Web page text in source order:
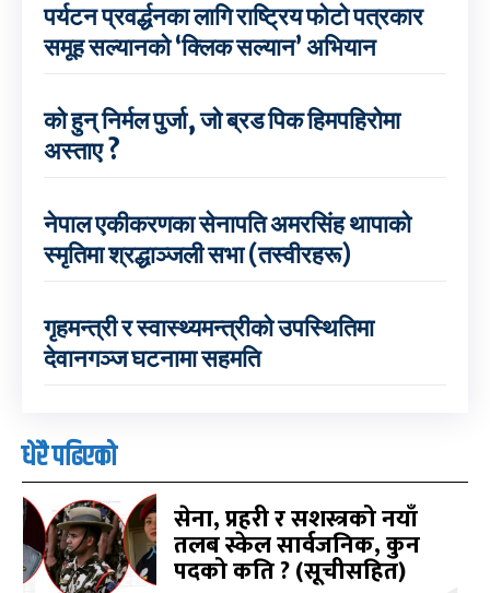
पर्यटन प्रवर्द्धनका लागि राष्ट्रिय फोटो पत्रकार
समूह सल्यानको ‘क्लिक सल्यान’ अभियान
को हुन् निर्मल पुर्जा, जो ब्रड पिक हिमपहिरोमा
अस्ताए ?
नेपाल एकीकरणका सेनापति अमरसिंह थापाको
स्मृतिमा श्रद्धाञ्जली सभा (तस्वीरहरू)
गृहमन्त्री र स्वास्थ्यमन्त्रीको उपस्थितिमा
देवानगञ्ज घटनामा सहमति
धेरै पढिएको
सेना, प्रहरी र सशस्त्रको नयाँ
तलब स्केल सार्वजनिक, कुन
पदको कति ? (सूचीसहित)